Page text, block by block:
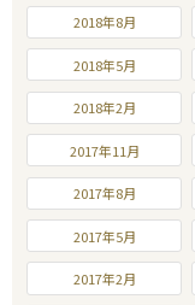
2018年8月
2018年5月
2018年2月
2017年11月
2017年8月
2017年5月
2017年2月